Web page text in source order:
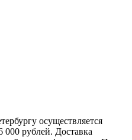
осуществляется
000 рублей. Доставка